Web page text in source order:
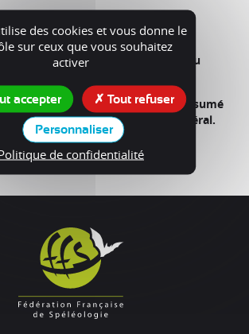
dans l'article « déclarer un
l'espace adhérents du Mémento du
de votre option IA dans le « résumé
la page « adhérer » du site fédéral.
des cookies et vous donne le
sur ceux que vous souhaitez
activer
accepter Tout refuser
Personnaliser
de confidentialité